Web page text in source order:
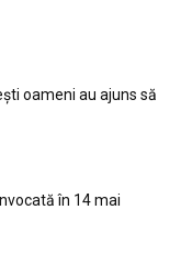
oameni au ajuns să
în 14 mai